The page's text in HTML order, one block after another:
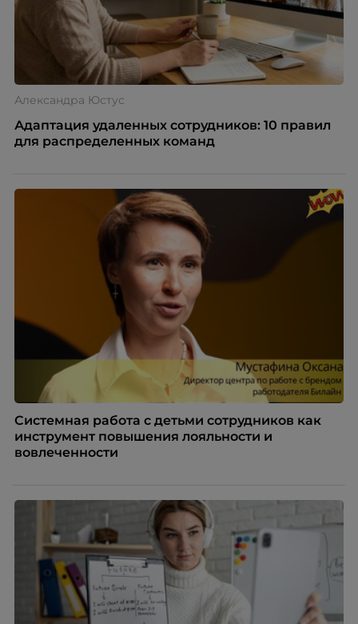
Александра Юстус
Адаптация удаленных сотрудников: 10 правил
для распределенных команд
Системная работа с детьми сотрудников как
инструмент повышения лояльности и
вовлеченности